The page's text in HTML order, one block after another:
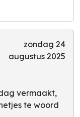
zondag 24
augustus 2025
vermaakt,
te woord